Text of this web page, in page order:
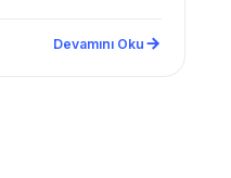
Devamını Oku